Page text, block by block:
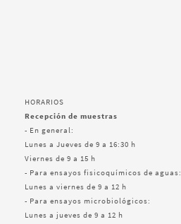
HORARIOS
Recepción de muestras
- En general:
Lunes a Jueves de 9 a 16:30 h
Viernes de 9 a 15 h
- Para ensayos fisicoquímicos de aguas:
Lunes a viernes de 9 a 12 h
- Para ensayos microbiológicos:
Lunes a jueves de 9 a 12 h